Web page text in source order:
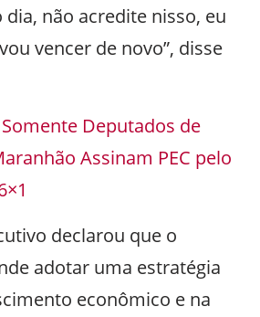
não acredite nisso, eu
vencer de novo”, disse
Somente Deputados de
Assinam PEC pelo
declarou que o
adotar uma estratégia
econômico e na